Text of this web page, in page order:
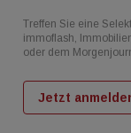
Treffen Sie eine
immoflash,
oder dem
Jetzt